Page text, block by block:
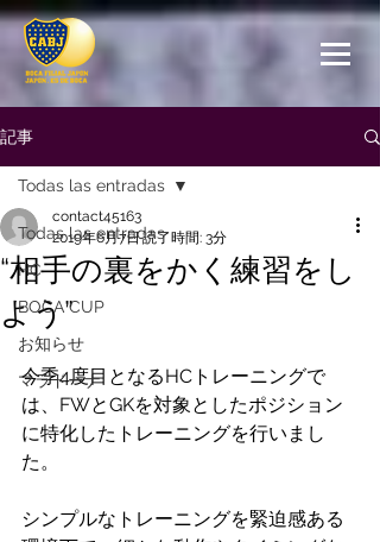
記事
Todas las entradas
HC
BOCA CUP
お知らせ
マラドーナ
Todas las entradas
“相手の裏をかく練習をし
よう”
contact45163
2019年6月7日読了時間: 3分
今季4度目となるHCトレーニングで
は、FWとGKを対象としたポジション
に特化したトレーニングを行いまし
た。
シンプルなトレーニングを緊迫感ある